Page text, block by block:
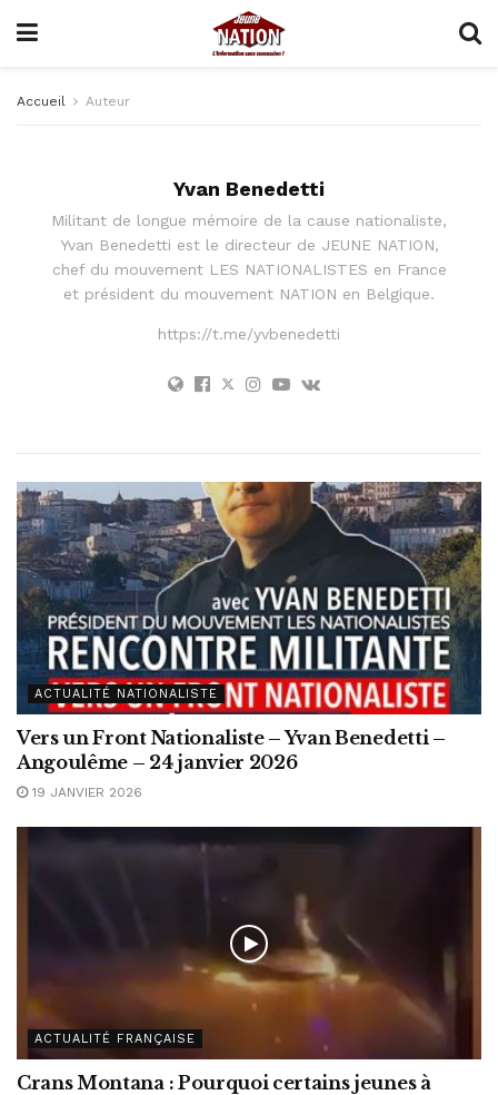
Accueil Auteur
Yvan Benedetti
Militant de longue mémoire de la cause nationaliste,
Yvan Benedetti est le directeur de JEUNE NATION,
chef du mouvement LES NATIONALISTES en France
et président du mouvement NATION en Belgique.
https://t.me/yvbenedetti
ACTUALITÉ NATIONALISTE
Vers un Front Nationaliste – Yvan Benedetti –
Angoulême – 24 janvier 2026
19 JANVIER 2026
ACTUALITÉ FRANÇAISE
Crans Montana : Pourquoi certains jeunes à